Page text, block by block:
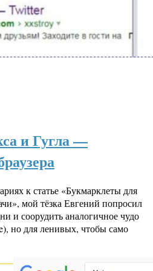
и Гугла —
к статье «Букмарклеты для
мой тёзка Евгений попросил
и соорудить аналогичное чудо
но для ленивых, чтобы само